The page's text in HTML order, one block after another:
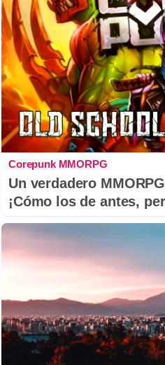
Corepunk MMORPG
Un verdadero
¡Cómo los de antes,